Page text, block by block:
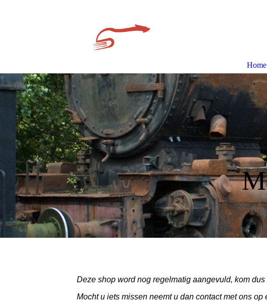
Deze shop word nog regelmatig aangevuld, kom
Mocht u iets missen neemt u dan contact met ons
Home